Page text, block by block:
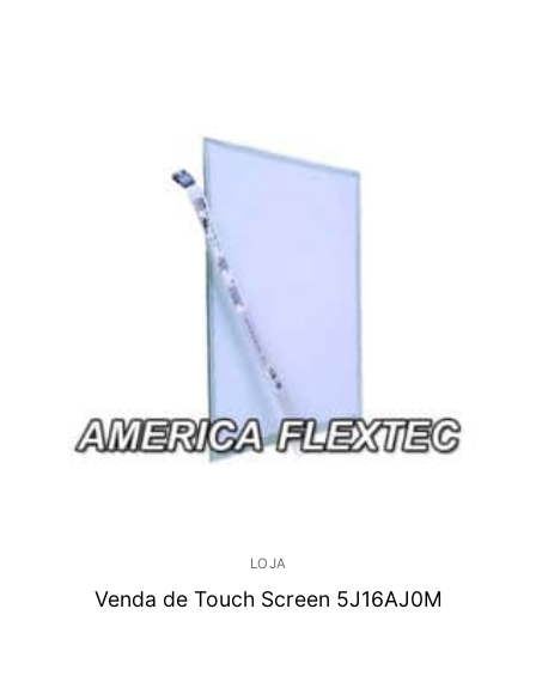
LOJA
Venda de Touch Screen 5J16AJ0M